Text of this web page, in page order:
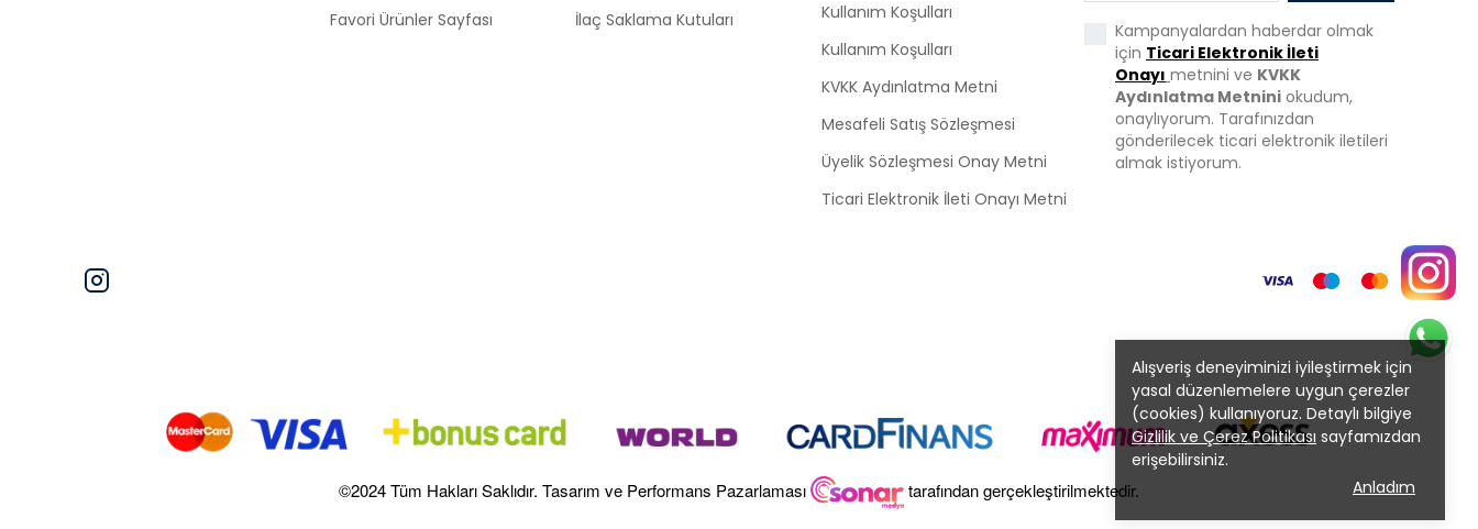
Alışveriş deneyiminizi iyileştirmek için
yasal düzenlemelere uygun çerezler
(cookies) kullanıyoruz. Detaylı bilgiye
Gizlilik ve Çerez Politikası sayfamızdan
erişebilirsiniz.
Anladım
Favori Ürünler Sayfası
İlaç Saklama Kutuları
Kullanım Koşulları
Kullanım Koşulları
KVKK Aydınlatma Metni
Mesafeli Satış Sözleşmesi
Üyelik Sözleşmesi Onay Metni
Ticari Elektronik İleti Onayı Metni
Kampanyalardan haberdar olmak
için Ticari Elektronik İleti
Onayı metnini ve KVKK
Aydınlatma Metnini okudum,
onaylıyorum. Tarafınızdan
gönderilecek ticari elektronik iletileri
almak istiyorum.
©2024 Tüm Hakları Saklıdır. Tasarım ve Performans Pazarlaması tarafından gerçekleştirilmektedir.